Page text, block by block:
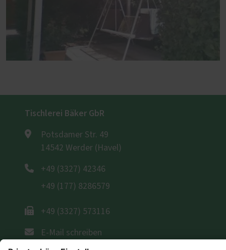
Tischlerei Bäker GbR
Potsdamer Str. 49
14542 Werder (Havel)
+49 (3327) 42346
+49 (177) 8286579
+49 (3327) 573116
E-Mail schreiben